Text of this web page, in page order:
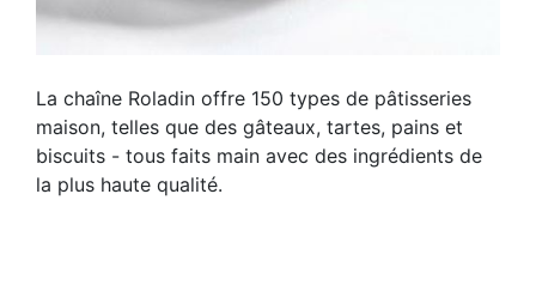
La chaîne Roladin offre 150 types de pâtisseries
maison, telles que des gâteaux, tartes, pains et
biscuits - tous faits main avec des ingrédients de
la plus haute qualité.